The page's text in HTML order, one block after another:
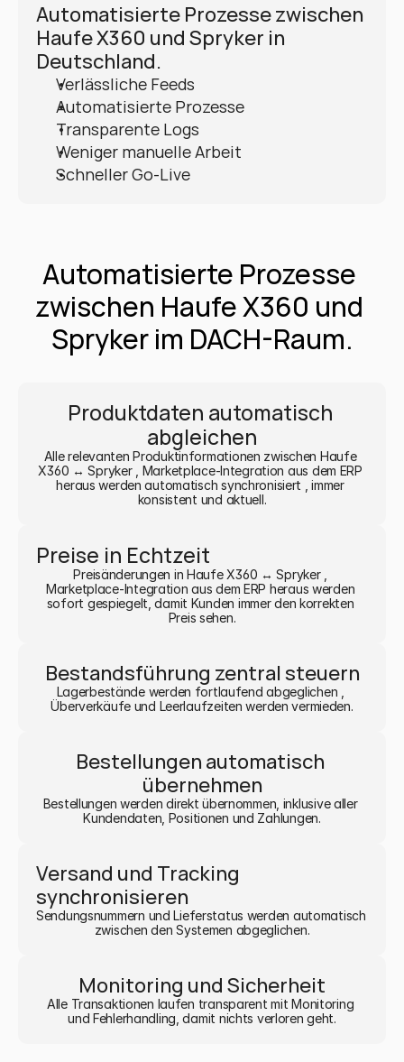
Automatisierte Prozesse zwischen
Haufe X360 und Spryker in
Deutschland.
Verlässliche Feeds
Automatisierte Prozesse
Transparente Logs
Weniger manuelle Arbeit
Schneller Go-Live
Automatisierte Prozesse
zwischen Haufe X360 und
Spryker im DACH-Raum.
Produktdaten automatisch
abgleichen
Alle relevanten Produktinformationen zwischen Haufe
X360 ↔ Spryker , Marketplace-Integration aus dem ERP
heraus werden automatisch synchronisiert , immer
konsistent und aktuell.
Preise in Echtzeit
Preisänderungen in Haufe X360 ↔ Spryker ,
Marketplace-Integration aus dem ERP heraus werden
sofort gespiegelt, damit Kunden immer den korrekten
Preis sehen.
Bestandsführung zentral steuern
Lagerbestände werden fortlaufend abgeglichen ,
Überverkäufe und Leerlaufzeiten werden vermieden.
Bestellungen automatisch
übernehmen
Bestellungen werden direkt übernommen, inklusive aller
Kundendaten, Positionen und Zahlungen.
Versand und Tracking
synchronisieren
Sendungsnummern und Lieferstatus werden automatisch
zwischen den Systemen abgeglichen.
Monitoring und Sicherheit
Alle Transaktionen laufen transparent mit Monitoring
und Fehlerhandling, damit nichts verloren geht.